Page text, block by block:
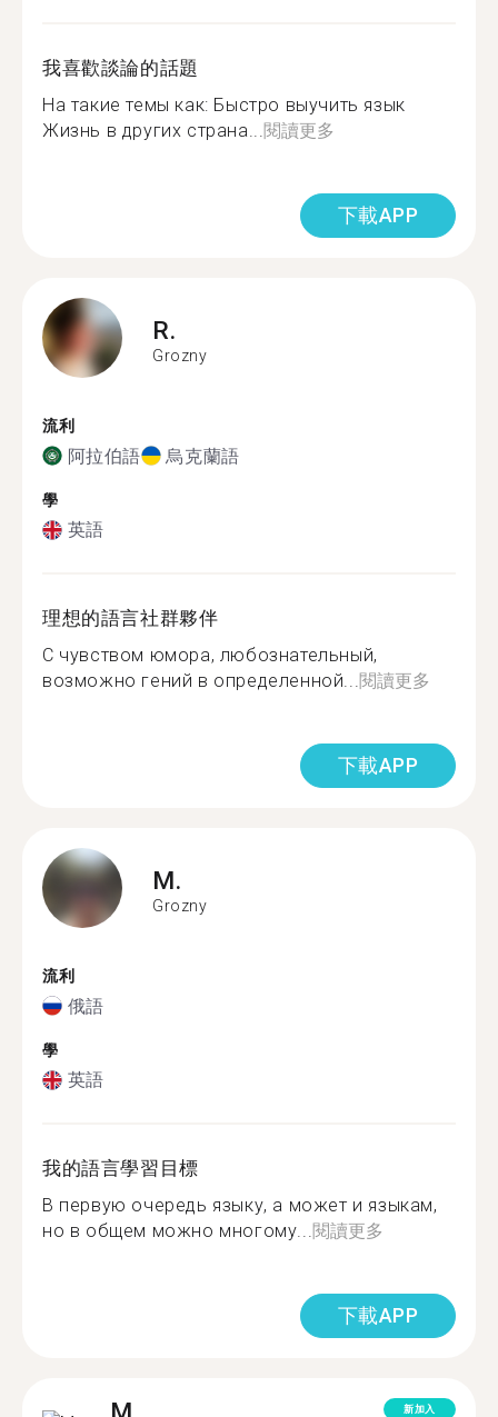
我喜歡談論的話題
На такие темы как: Быстро выучить язык
Жизнь в других страна...閱讀更多
下載APP
R.
Grozny
流利
阿拉伯語 烏克蘭語
學
英語
理想的語言社群夥伴
С чувством юмора, любознательный,
возможно гений в определенной...閱讀更多
下載APP
M.
Grozny
流利
俄語
學
英語
我的語言學習目標
В первую очередь языку, а может и языкам,
но в общем можно многому...閱讀更多
下載APP
新加入